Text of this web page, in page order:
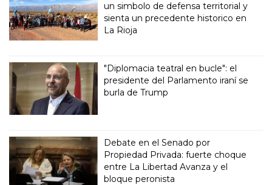
un simbolo de defensa territorial y
sienta un precedente historico en
La Rioja
"Diplomacia teatral en bucle": el
presidente del Parlamento iraní se
burla de Trump
Debate en el Senado por
Propiedad Privada: fuerte choque
entre La Libertad Avanza y el
bloque peronista